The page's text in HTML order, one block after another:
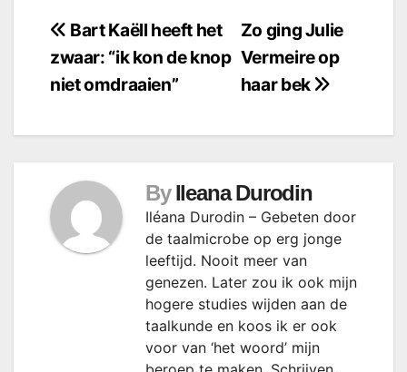
Bericht
navigatie
Zo ging Julie
Vermeire op
haar bek
Bart Kaëll heeft het
zwaar: “ik kon de knop
niet omdraaien”
By Ileana Durodin
Iléana Durodin – Gebeten door
de taalmicrobe op erg jonge
leeftijd. Nooit meer van
genezen. Later zou ik ook mijn
hogere studies wijden aan de
taalkunde en koos ik er ook
voor van ‘het woord’ mijn